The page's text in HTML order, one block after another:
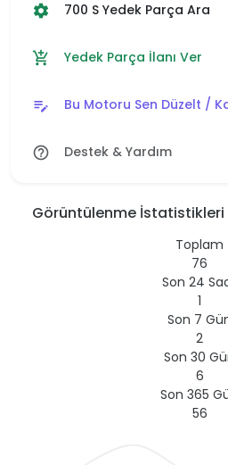
settings 700 S Yedek Parça Ara
add_shopping_cart Yedek Parça İlanı Ver
edit_note Bu Motoru Sen Düzelt /
help_outline Destek & Yardım
Görüntülenme İstatistikleri
Toplam
76
Son 24
1
Son 7
2
Son 30
6
Son 365
56